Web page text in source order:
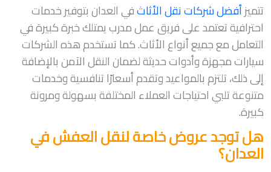
تتميزأفضل شركات نقل الأثاثفي العدان بتوفير خدمات
احترافية تعتمد على فريق عمل مدرب يمتلك خبرة كبيرة في
التعامل مع جميع أنواع الأثاث. كما تستخدم هذه الشركات
سيارات مجهزة وأدوات حديثة لضمان النقل الآمن بالإضافة
إلى ذلك، تلتزم بالمواعيد وتقدم أسعارًا تنافسية وخدمات
متنوعة تلبي احتياجات العملاء المختلفة بسهولة ومرونة
كبيرة.
هل توجد عروض خاصة لنقل العفش في
العدان؟